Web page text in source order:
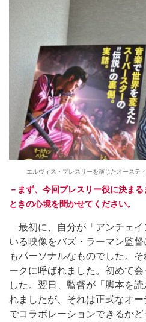
エルヴィス・プレスリーを演じたオース
－まず、今回プレスリー役に決ま
ときの心境を聞かせてください。
最初に、自分が「アンチェイ
いる映像をバズ・ラーマン監
もパーソナルなものでした。
ークに呼ばれました。初めて
した。翌日、監督が「脚本を
れましたが、それは正式なオ
でコラボレーションできるか